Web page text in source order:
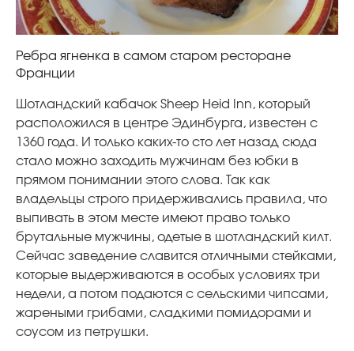
Ребра ягненка в самом старом ресторане
Франции
Шотландский кабачок Sheep Heid Inn, который
расположился в центре Эдинбурга, известен с
1360 года. И только каких-то сто лет назад сюда
стало можно заходить мужчинам без юбки в
прямом понимании этого слова. Так как
владельцы строго придерживались правила, что
выпивать в этом месте имеют право только
брутальные мужчины, одетые в шотландский килт.
Сейчас заведение славится отличными стейками,
которые выдерживаются в особых условиях три
недели, а потом подаются с сельскими чипсами,
жареными грибами, сладкими помидорами и
соусом из петрушки.